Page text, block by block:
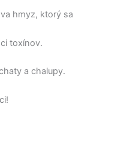
hmyz, ktorý sa
toxínov.
a chalupy.